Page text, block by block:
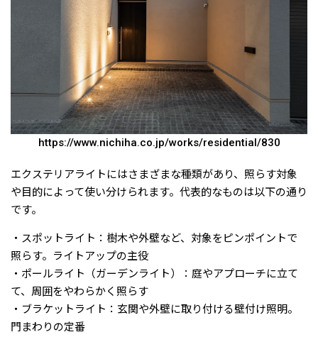
https://www.nichiha.co.jp/works/residential/830
エクステリアライトにはさまざまな種類があり、照らす対象
や目的によって使い分けられます。代表的なものは以下の通り
です。
・スポットライト：樹木や外壁など、対象をピンポイントで
照らす。ライトアップの主役
・ポールライト（ガーデンライト）：庭やアプローチに立て
て、周囲をやわらかく照らす
・ブラケットライト：玄関や外壁に取り付ける壁付け照明。
門まわりの定番